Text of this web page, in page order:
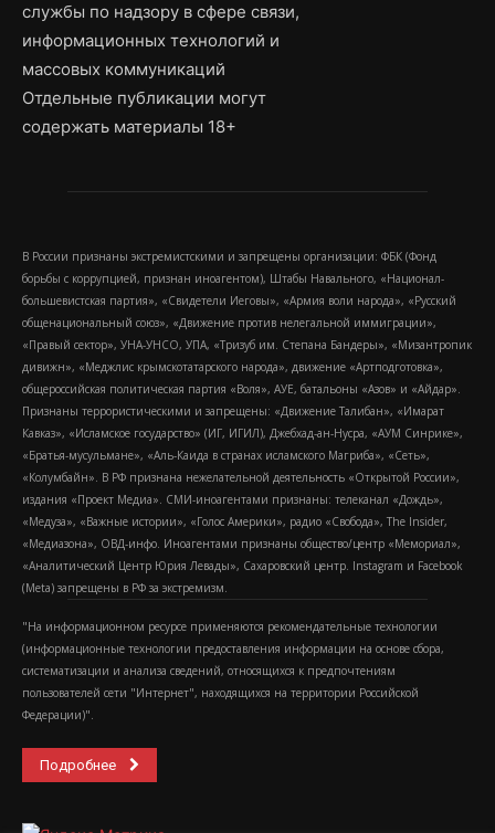
службы по надзору в сфере связи,
информационных технологий и
массовых коммуникаций
Отдельные публикации могут
содержать материалы 18+
В России признаны экстремистскими и запрещены организации: ФБК (Фонд
борьбы с коррупцией, признан иноагентом), Штабы Навального, «Национал-
большевистская партия», «Свидетели Иеговы», «Армия воли народа», «Русский
общенациональный союз», «Движение против нелегальной иммиграции»,
«Правый сектор», УНА-УНСО, УПА, «Тризуб им. Степана Бандеры», «Мизантропик
дивижн», «Меджлис крымскотатарского народа», движение «Артподготовка»,
общероссийская политическая партия «Воля», АУЕ, батальоны «Азов» и «Айдар».
Признаны террористическими и запрещены: «Движение Талибан», «Имарат
Кавказ», «Исламское государство» (ИГ, ИГИЛ), Джебхад-ан-Нусра, «АУМ Синрике»,
«Братья-мусульмане», «Аль-Каида в странах исламского Магриба», «Сеть»,
«Колумбайн». В РФ признана нежелательной деятельность «Открытой России»,
издания «Проект Медиа». СМИ-иноагентами признаны: телеканал «Дождь»,
«Медуза», «Важные истории», «Голос Америки», радио «Свобода», The Insider,
«Медиазона», ОВД-инфо. Иноагентами признаны общество/центр «Мемориал»,
«Аналитический Центр Юрия Левады», Сахаровский центр. Instagram и Facebook
(Metа) запрещены в РФ за экстремизм.
"На информационном ресурсе применяются рекомендательные технологии
(информационные технологии предоставления информации на основе сбора,
систематизации и анализа сведений, относящихся к предпочтениям
пользователей сети "Интернет", находящихся на территории Российской
Федерации)".
Подробнее